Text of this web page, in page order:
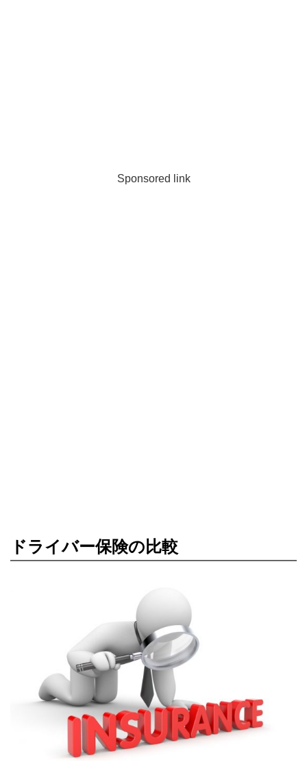
Sponsored link
ドライバー保険の比較